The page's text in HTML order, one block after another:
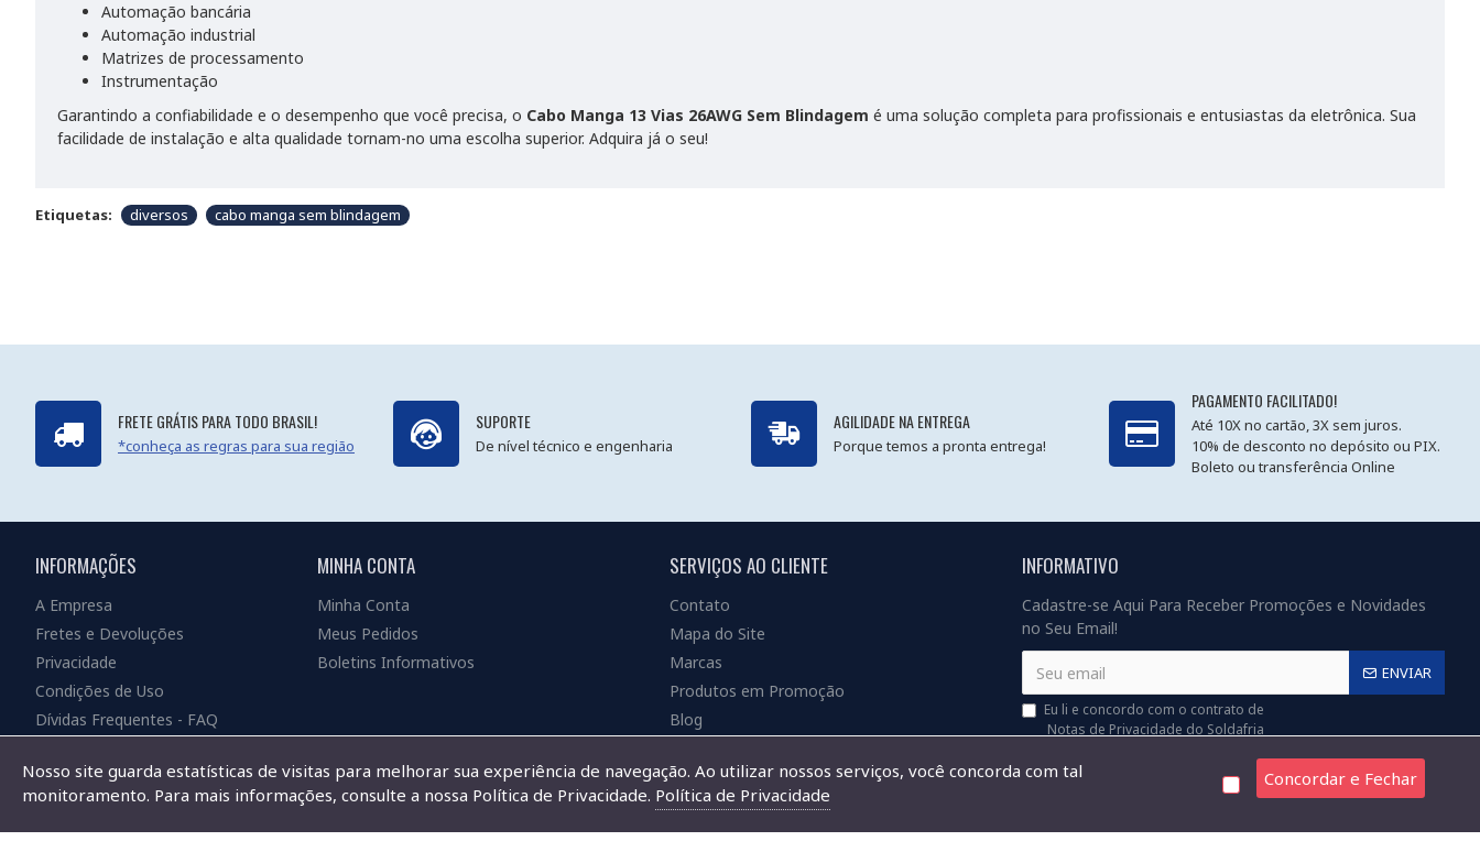
Automação bancária
Automação industrial
Matrizes de processamento
Instrumentação
Garantindo a confiabilidade e o desempenho que você precisa, o Cabo Manga 13 Vias 26AWG Sem Blindagem é uma solução completa para profissionais e entusiastas da eletrônica. Sua
facilidade de instalação e alta qualidade tornam-no uma escolha superior. Adquira já o seu!
Etiquetas: diversos cabo manga sem blindagem
FRETE GRÁTIS PARA TODO BRASIL!
*conheça as regras para sua região
SUPORTE
De nível técnico e engenharia
AGILIDADE NA ENTREGA
Porque temos a pronta entrega!
PAGAMENTO FACILITADO!
Até 10X no cartão, 3X sem juros.
10% de desconto no depósito ou PIX.
Boleto ou transferência Online
INFORMAÇÕES
A Empresa
Fretes e Devoluções
Privacidade
Condições de Uso
Dívidas Frequentes - FAQ
MINHA CONTA
Minha Conta
Meus Pedidos
Boletins Informativos
SERVIÇOS AO CLIENTE
Contato
Mapa do Site
Marcas
Produtos em Promoção
Blog
INFORMATIVO
Cadastre-se Aqui Para Receber Promoções e Novidades
no Seu Email!
ENVIAR
Eu li e concordo com o contrato de
Notas de Privacidade do Soldafria
Nosso site guarda estatísticas de visitas para melhorar sua experiência de navegação. Ao utilizar nossos serviços, você concorda com tal
monitoramento. Para mais informações, consulte a nossa Política de Privacidade. Política de Privacidade
Concordar e Fechar